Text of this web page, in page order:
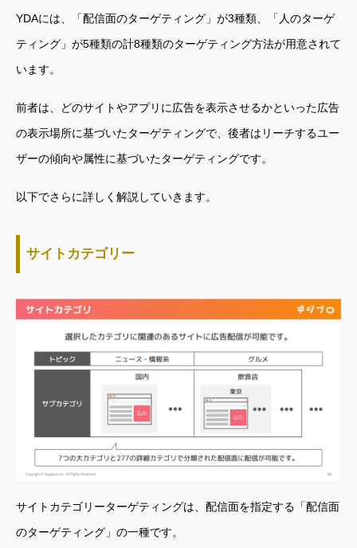
YDAには、「配信面のターゲティング」が3種類、「人のターゲ
ティング」が5種類の計8種類のターゲティング方法が用意されて
います。
前者は、どのサイトやアプリに広告を表示させるかといった広告
の表示場所に基づいたターゲティングで、後者はリーチするユー
ザーの傾向や属性に基づいたターゲティングです。
以下でさらに詳しく解説していきます。
サイトカテゴリー
サイトカテゴリーターゲティングは、配信面を指定する「配信面
のターゲティング」の一種です。